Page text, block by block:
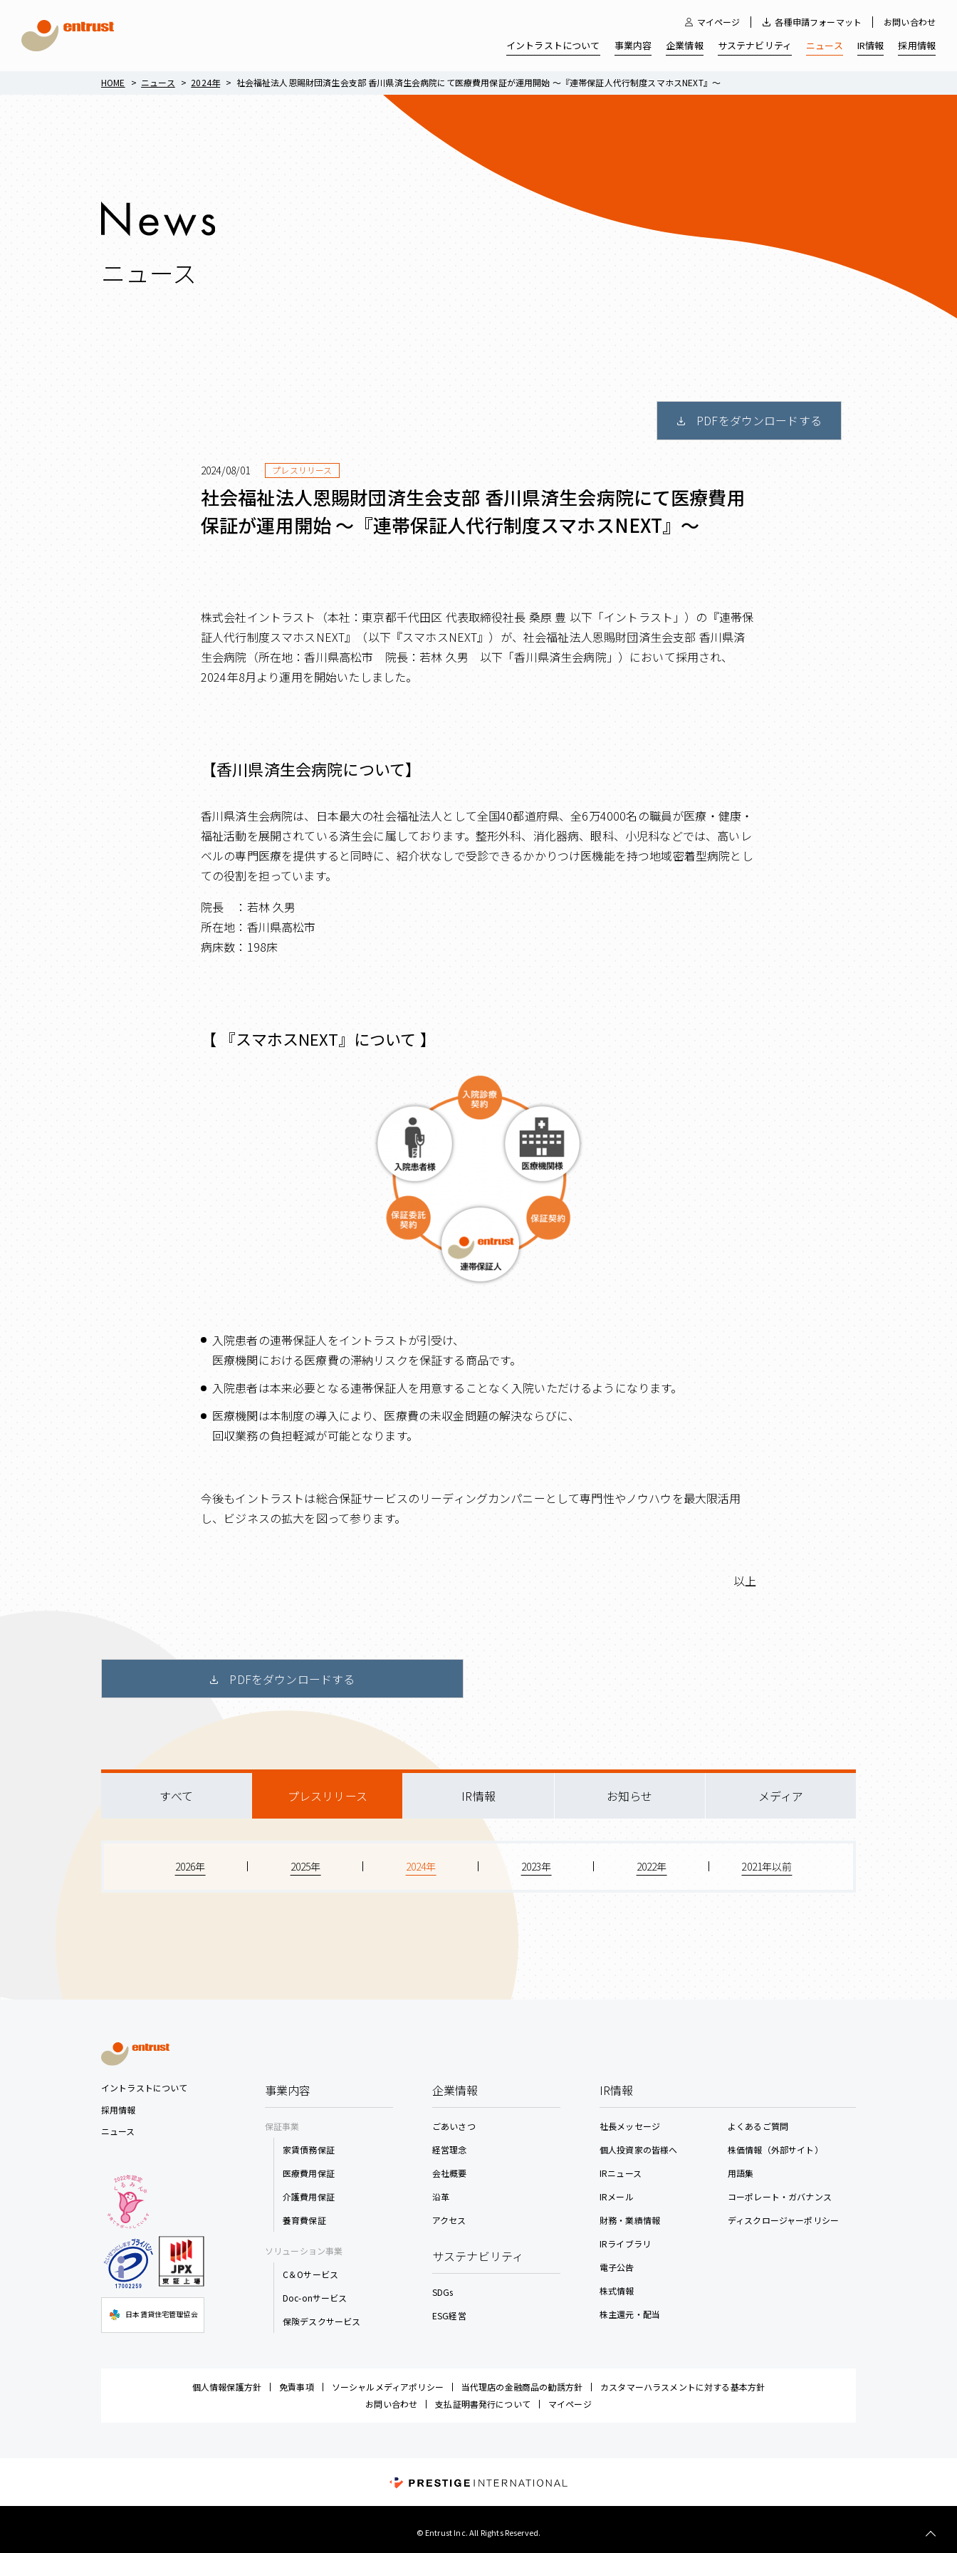
イントラストについて 事業内容 企業情報 サステナビリティ ニュース IR情報 採用情報
マイページ 各種申請フォーマット お問い合わせ
HOME ニュース 2024年 社会福祉法人恩賜財団済生会支部 香川県済生会病院にて医療費用保証が運用開始 ～『連帯保証人代行制度スマホスNEXT』～
ニュース
2024/08/01 プレスリリース
社会福祉法人恩賜財団済生会支部 香川県済生会病院にて医療費用
保証が運用開始 ～『連帯保証人代行制度スマホスNEXT』～
PDFをダウンロードする
株式会社イントラスト（本社：東京都千代田区 代表取締役社長 桑原 豊 以下「イントラスト」）の『連帯保
証人代行制度スマホスNEXT』（以下『スマホスNEXT』）が、社会福祉法人恩賜財団済生会支部 香川県済
生会病院（所在地：香川県高松市 院長：若林 久男 以下「香川県済生会病院」）において採用され、
2024年8月より運用を開始いたしました。
【香川県済生会病院について】
香川県済生会病院は、日本最大の社会福祉法人として全国40都道府県、全6万4000名の職員が医療・健康・
福祉活動を展開されている済生会に属しております。整形外科、消化器病、眼科、小児科などでは、高いレ
ベルの専門医療を提供すると同時に、紹介状なしで受診できるかかりつけ医機能を持つ地域密着型病院とし
ての役割を担っています。
院長 ：若林 久男
所在地：香川県高松市
病床数：198床
【 『スマホスNEXT』について 】
入院患者の連帯保証人をイントラストが引受け、
医療機関における医療費の滞納リスクを保証する商品です。
入院患者は本来必要となる連帯保証人を用意することなく入院いただけるようになります。
医療機関は本制度の導入により、医療費の未収金問題の解決ならびに、
回収業務の負担軽減が可能となります。
今後もイントラストは総合保証サービスのリーディングカンパニーとして専門性やノウハウを最大限活用
し、ビジネスの拡大を図って参ります。
以上
PDFをダウンロードする
すべて プレスリリース IR情報 お知らせ メディア
2026年 2025年 2024年 2023年 2022年 2021年以前
イントラストについて
採用情報
ニュース
日本賃貸住宅管理協会
事業内容
保証事業
家賃債務保証
医療費用保証
介護費用保証
養育費保証
ソリューション事業
C＆Oサービス
Doc-onサービス
保険デスクサービス
企業情報
ごあいさつ
経営理念
会社概要
沿革
アクセス
サステナビリティ
SDGs
ESG経営
IR情報
社長メッセージ
個人投資家の皆様へ
IRニュース
IRメール
財務・業績情報
IRライブラリ
電子公告
株式情報
株主還元・配当
よくあるご質問
株価情報（外部サイト）
用語集
コーポレート・ガバナンス
ディスクロージャーポリシー
個人情報保護方針 免責事項 ソーシャルメディアポリシー 当代理店の金融商品の勧誘方針
カスタマーハラスメントに対する基本方針
お問い合わせ
支払証明書発行について マイページ
© Entrust Inc. All Rights Reserved.